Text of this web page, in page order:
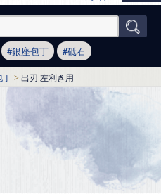
銀座包丁 砥石
丁 出刃 左利き用